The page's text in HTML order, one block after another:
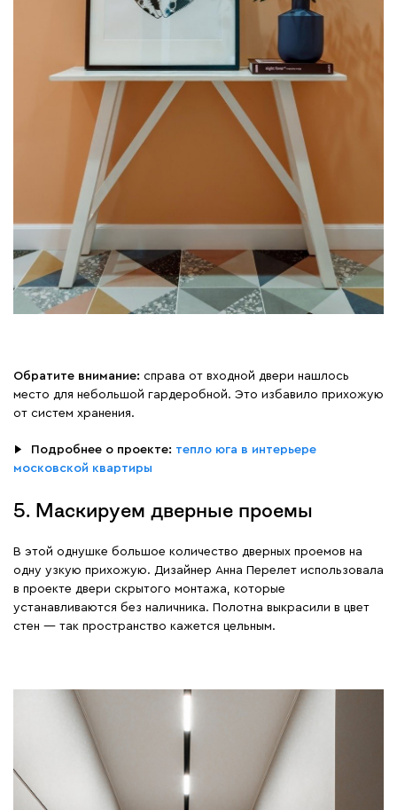
Обратите внимание: справа от входной двери нашлось
место для небольшой гардеробной. Это избавило прихожую
от систем хранения.
▶ Подробнее о проекте: тепло юга в интерьере
московской квартиры
5. Маскируем дверные проемы
В этой однушке большое количество дверных проемов на
одну узкую прихожую. Дизайнер Анна Перелет использовала
в проекте двери скрытого монтажа, которые
устанавливаются без наличника. Полотна выкрасили в цвет
стен — так пространство кажется цельным.